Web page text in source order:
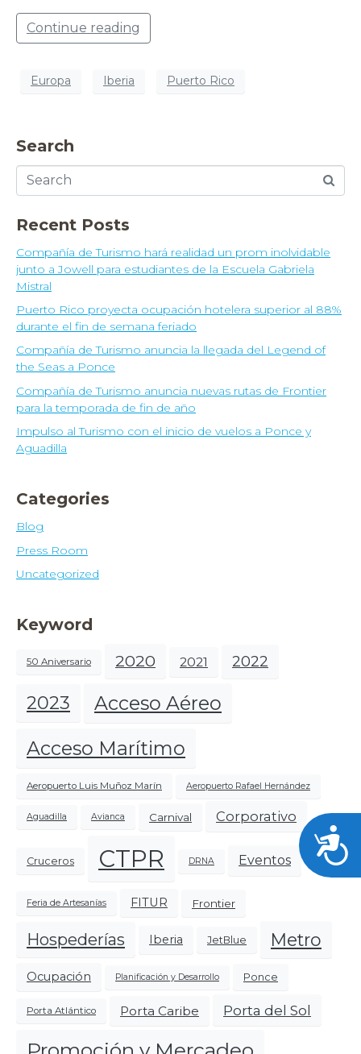
Continue reading
Europa Iberia Puerto Rico
Search
Recent Posts
Compañía de Turismo hará realidad un prom inolvidable
junto a Jowell para estudiantes de la Escuela Gabriela
Mistral
Puerto Rico proyecta ocupación hotelera superior al 88%
durante el fin de semana feriado
Compañía de Turismo anuncia la llegada del Legend of
the Seas a Ponce
Compañía de Turismo anuncia nuevas rutas de Frontier
para la temporada de fin de año
Impulso al Turismo con el inicio de vuelos a Ponce y
Aguadilla
Categories
Blog
Press Room
Uncategorized
Keyword
50 Aniversario 2020 2021 2022
2023
Acceso Aéreo
Acceso Marítimo
Aeropuerto Luis Muñoz Marín Aeropuerto Rafael Hernández
Aguadilla Avianca Carnival Corporativo
Cruceros CTPR DRNA Eventos
Feria de Artesanías FITUR Frontier
Hospederías Iberia JetBlue Metro
Ocupación Planificación y Desarrollo Ponce
Porta Atlántico Porta Caribe Porta del Sol